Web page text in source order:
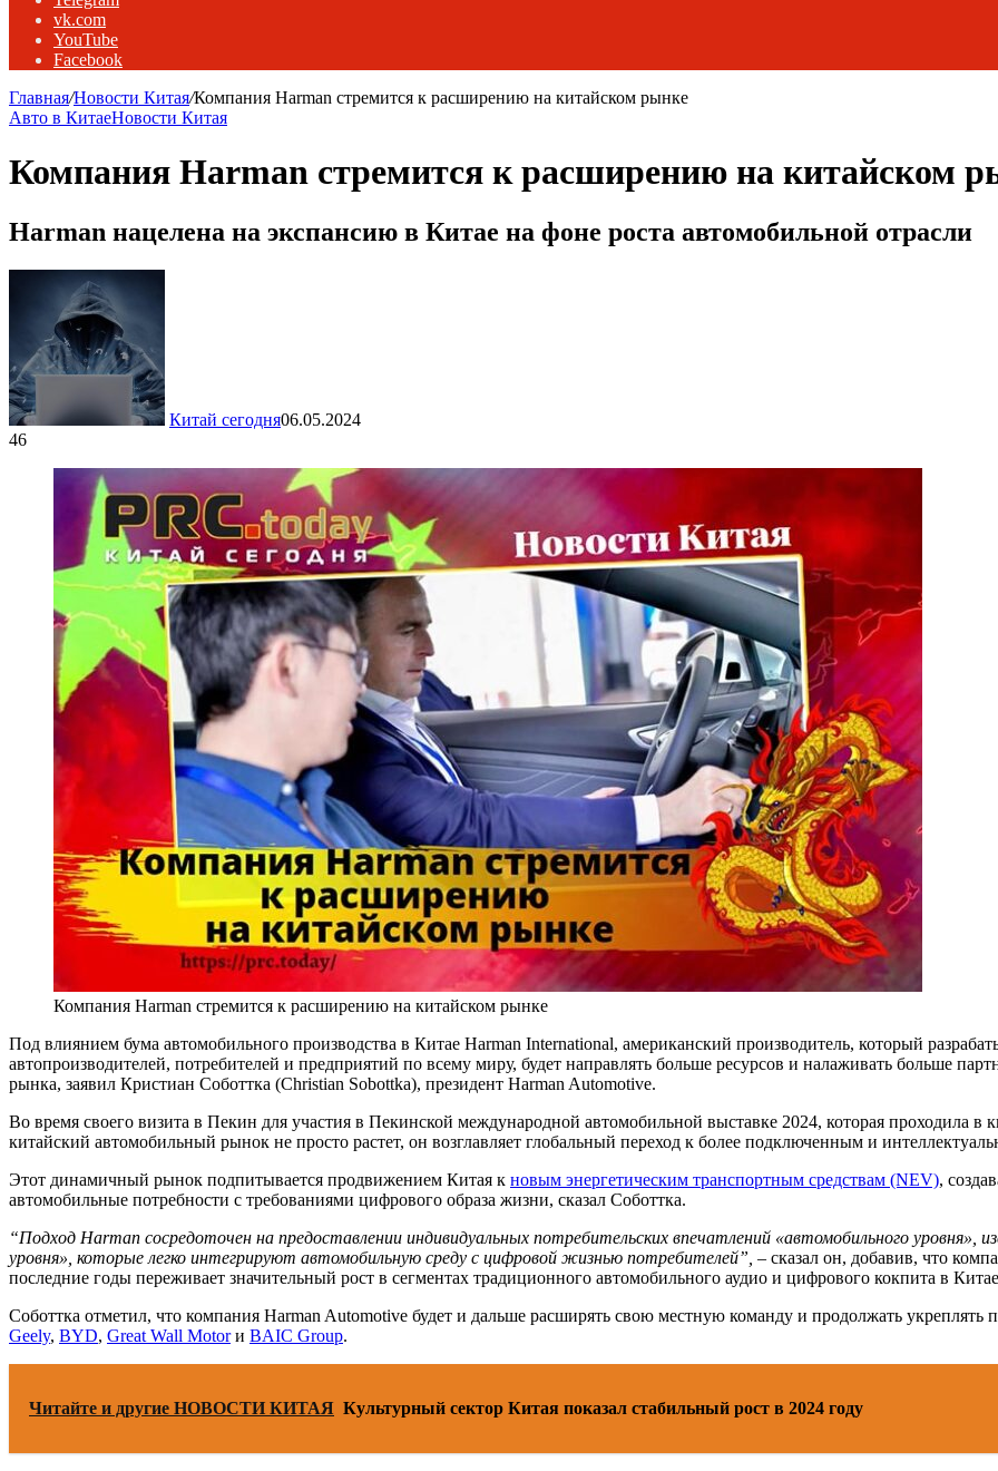
vk.com
YouTube
Facebook
Главная/Новости Китая/Компания Harman стремится к расширению на китайском рынке
Авто в КитаеНовости Китая
Компания Harman стремится к расширению на китайском
Harman нацелена на экспансию в Китае на фоне роста автомобильной отрасли
Китай сегодня06.05.2024
46
Компания Harman стремится к расширению на китайском рынке
Под влиянием бума автомобильного производства в Китае Harman International, американский производитель, который
автопроизводителей, потребителей и предприятий по всему миру, будет направлять больше ресурсов и налаживать больше
рынка, заявил Кристиан Соботтка (Christian Sobottka), президент Harman Automotive.
Во время своего визита в Пекин для участия в Пекинской международной автомобильной выставке 2024, которая проходила в
китайский автомобильный рынок не просто растет, он возглавляет глобальный переход к более подключенным и
Этот динамичный рынок подпитывается продвижением Китая к новым энергетическим транспортным средствам (NEV),
автомобильные потребности с требованиями цифрового образа жизни, сказал Соботтка.
“Подход Harman сосредоточен на предоставлении индивидуальных потребительских впечатлений «автомобильного уровня»,
уровня», которые легко интегрируют автомобильную среду с цифровой жизнью потребителей”, – сказал он, добавив, что
последние годы переживает значительный рост в сегментах традиционного автомобильного аудио и цифрового кокпита в
Соботтка отметил, что компания Harman Automotive будет и дальше расширять свою местную команду и продолжать укреплять
Geely, BYD, Great Wall Motorи BAIC Group.
Читайте и другие НОВОСТИ КИТАЯ Культурный сектор Китая показал стабильный рост в 2024 году